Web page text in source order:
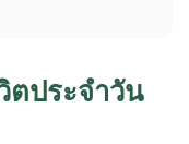
ตประจำวัน